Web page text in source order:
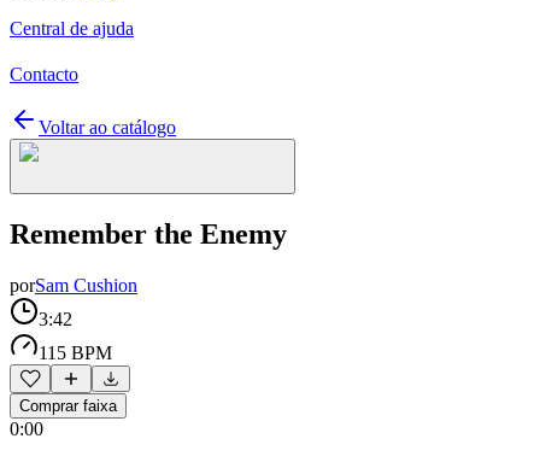
Central de ajuda
Contacto
Voltar ao catálogo
Remember the Enemy
porSam Cushion
3:42
115 BPM
Comprar faixa
0:00